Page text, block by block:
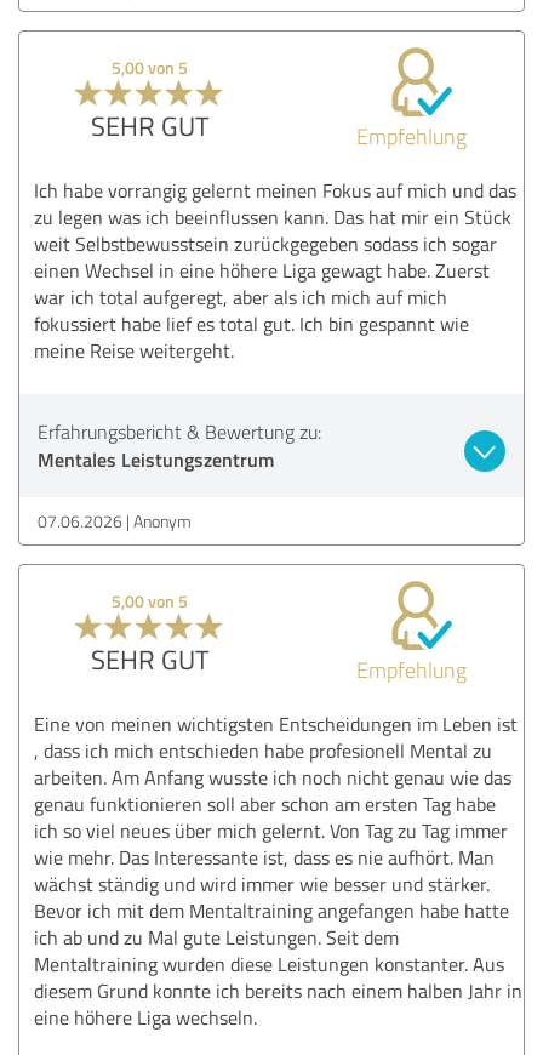
5,00 von 5
SEHR GUT Empfehlung
Ich habe vorrangig gelernt meinen Fokus auf mich und das
zu legen was ich beeinflussen kann. Das hat mir ein Stück
weit Selbstbewusstsein zurückgegeben sodass ich sogar
einen Wechsel in eine höhere Liga gewagt habe. Zuerst
war ich total aufgeregt, aber als ich mich auf mich
fokussiert habe lief es total gut. Ich bin gespannt wie
meine Reise weitergeht.
Erfahrungsbericht & Bewertung zu:
Mentales Leistungszentrum
07.06.2026 Anonym
5,00 von 5
SEHR GUT Empfehlung
Eine von meinen wichtigsten Entscheidungen im Leben ist
, dass ich mich entschieden habe profesionell Mental zu
arbeiten. Am Anfang wusste ich noch nicht genau wie das
genau funktionieren soll aber schon am ersten Tag habe
ich so viel neues über mich gelernt. Von Tag zu Tag immer
wie mehr. Das Interessante ist, dass es nie aufhört. Man
wächst ständig und wird immer wie besser und stärker.
Bevor ich mit dem Mentaltraining angefangen habe hatte
ich ab und zu Mal gute Leistungen. Seit dem
Mentaltraining wurden diese Leistungen konstanter. Aus
diesem Grund konnte ich bereits nach einem halben Jahr in
eine höhere Liga wechseln.